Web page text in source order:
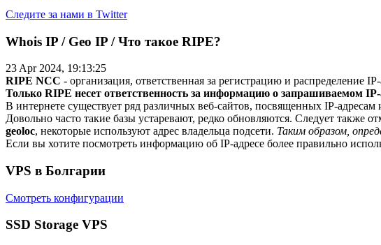
Следите за нами в Twitter
Whois IP / Geo IP / Что такое RIPE?
23 Apr 2024, 19:13:25
RIPE NCC - организация, ответственная за регистрацию и распределение
Только RIPE несет ответственность за информацию о запрашиваемом IP-
В интернете существует ряд различных веб-сайтов, посвященных IP-
Довольно часто такие базы устаревают, редко обновляются. Следует также
geoloc, некоторые используют адрес владельца подсети. Таким образом,
Если вы хотите посмотреть информацию об IP-адресе более правильно
VPS в Болгарии
Смотреть конфигурации
SSD Storage VPS